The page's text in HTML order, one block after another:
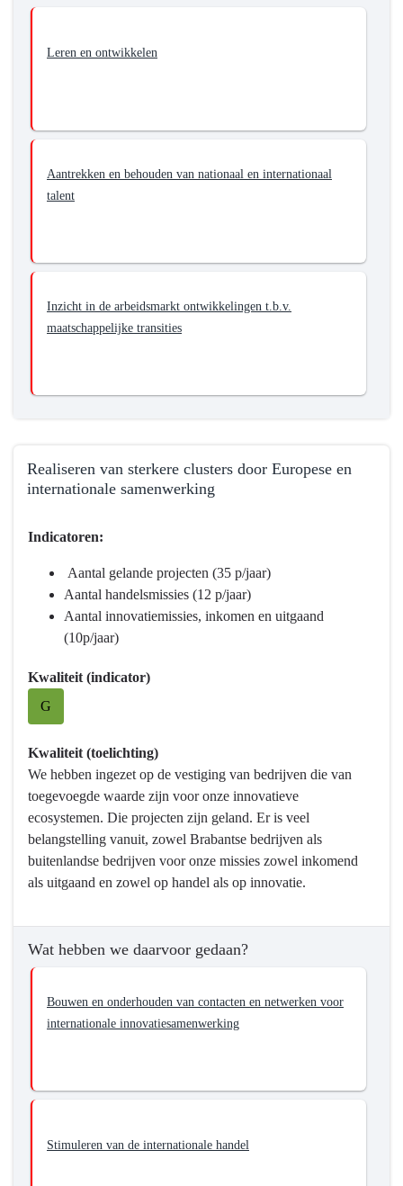
Leren en ontwikkelen
Aantrekken en behouden van nationaal en internationaal
talent
Inzicht in de arbeidsmarkt ontwikkelingen t.b.v.
maatschappelijke transities
Realiseren van sterkere clusters door Europese en
internationale samenwerking
naar
Programma
Kennis
Talentontwikkeling
Wat
hebben
we
bereikt?
Realiseren
van
door
Europese
internationale
Indicatoren:
Aantal gelande projecten (35 p/jaar)
Aantal handelsmissies (12 p/jaar)
Aantal innovatiemissies, inkomen en uitgaand
(10p/jaar)
Kwaliteit (indicator)
G
Kwaliteit (toelichting)
We hebben ingezet op de vestiging van bedrijven die van
toegevoegde waarde zijn voor onze innovatieve
ecosystemen. Die projecten zijn geland. Er is veel
belangstelling vanuit, zowel Brabantse bedrijven als
buitenlandse bedrijven voor onze missies zowel inkomend
als uitgaand en zowel op handel als op innovatie.
Wat hebben we daarvoor gedaan?
Bouwen en onderhouden van contacten en netwerken voor
internationale innovatiesamenwerking
Stimuleren van de internationale handel